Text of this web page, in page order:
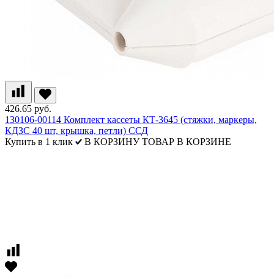
426.65 руб.
130106-00114 Комплект кассеты КТ-3645 (стяжки, маркеры,
КДЗС 40 шт, крышка, петли) ССД
Купить в 1 клик
В КОРЗИНУ ТОВАР В КОРЗИНЕ